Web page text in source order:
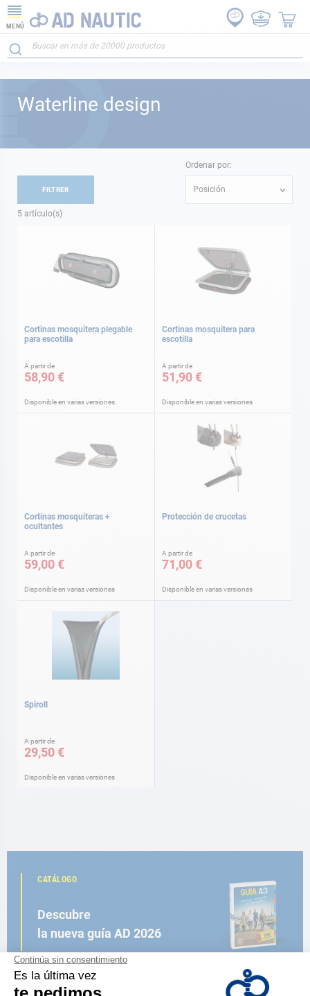
MENÚ
Waterline design
5 artículo(s)
Ordenar por:
Posición
Cortinas mosquitera plegable
para escotilla
A partir de
58,90 €
Disponible en varias versiones
Cortinas mosquitera para
escotilla
A partir de
51,90 €
Disponible en varias versiones
Cortinas mosquiteras +
ocultantes
A partir de
59,00 €
Disponible en varias versiones
Protección de crucetas
A partir de
71,00 €
Disponible en varias versiones
Spiroll
A partir de
29,50 €
Disponible en varias versiones
FILTRER
CATÁLOGO
Descubre
la nueva guía AD 2026
NAVEGAR POR EL CATÁLOGO